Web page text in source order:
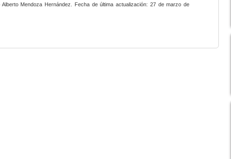
Mendoza Hernández. Fecha de última actualización: 27 de marzo de